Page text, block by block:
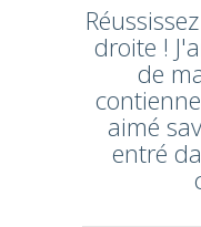
droite !
de
aimé
entré